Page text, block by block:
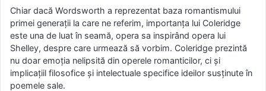
Chiar dacă Wordsworth a reprezentat baza romantismului
primei generaţii la care ne referim, importanţa lui Coleridge
este una de luat în seamă, opera sa inspirând opera lui
Shelley, despre care urmează să vorbim. Coleridge prezintă
nu doar emoţia nelipsită din operele romanticilor, ci şi
implicaţiil filosofice şi intelectuale specifice ideilor susţinute în
poemele sale.